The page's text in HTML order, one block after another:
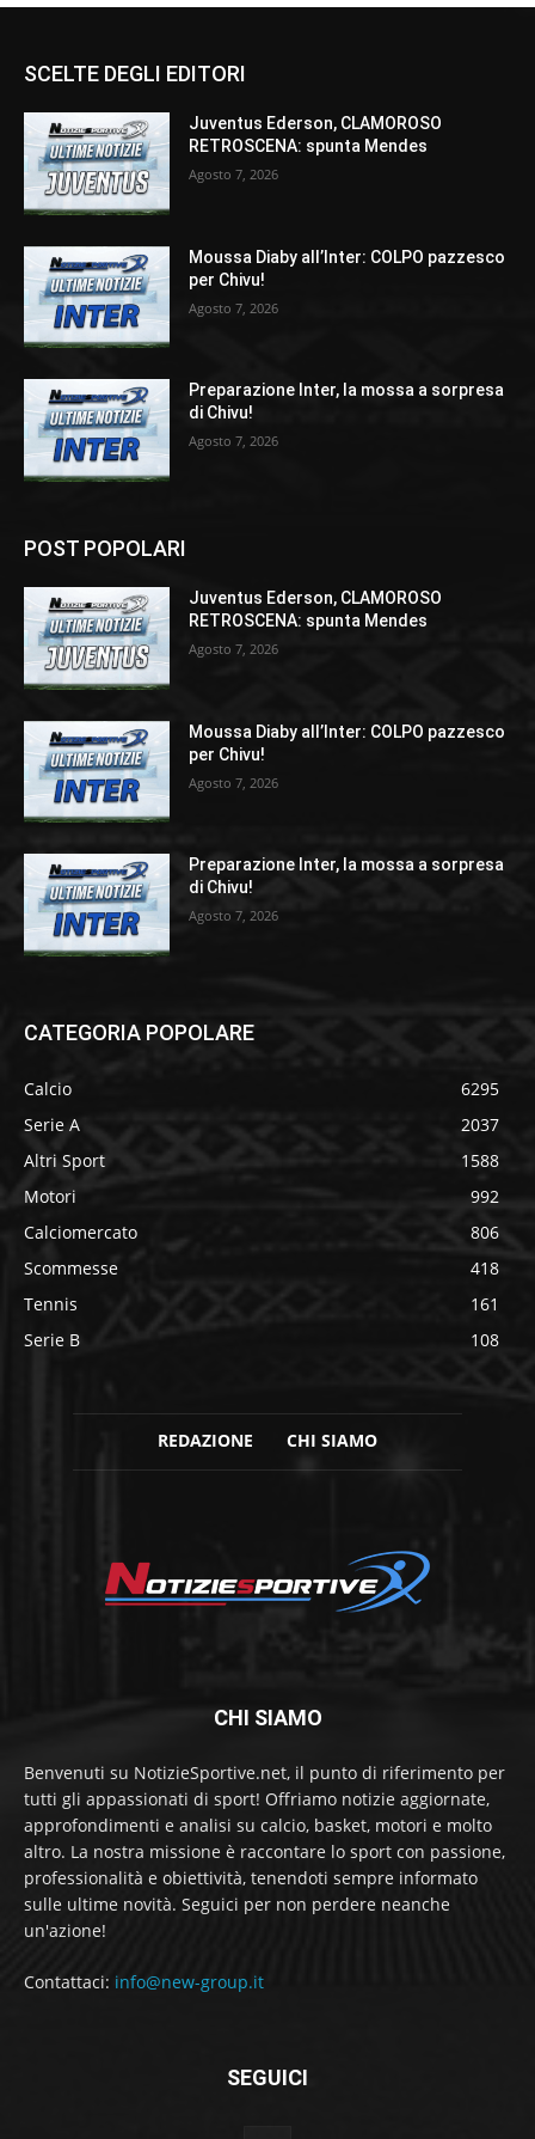
SCELTE DEGLI EDITORI
Juventus Ederson, CLAMOROSO
RETROSCENA: spunta Mendes
Agosto 7, 2026
Moussa Diaby all’Inter: COLPO pazzesco
per Chivu!
Agosto 7, 2026
Preparazione Inter, la mossa a sorpresa
di Chivu!
Agosto 7, 2026
POST POPOLARI
Juventus Ederson, CLAMOROSO
RETROSCENA: spunta Mendes
Agosto 7, 2026
Moussa Diaby all’Inter: COLPO pazzesco
per Chivu!
Agosto 7, 2026
Preparazione Inter, la mossa a sorpresa
di Chivu!
Agosto 7, 2026
CATEGORIA POPOLARE
Calcio
6295
Serie A
2037
Altri Sport
1588
Motori
992
Calciomercato
806
Scommesse
418
Tennis
161
Serie B
108
REDAZIONE CHI SIAMO
CHI SIAMO
Benvenuti su NotizieSportive.net, il punto di riferimento per
tutti gli appassionati di sport! Offriamo notizie aggiornate,
approfondimenti e analisi su calcio, basket, motori e molto
altro. La nostra missione è raccontare lo sport con passione,
professionalità e obiettività, tenendoti sempre informato
sulle ultime novità. Seguici per non perdere neanche
un'azione!
Contattaci: info@new-group.it
SEGUICI